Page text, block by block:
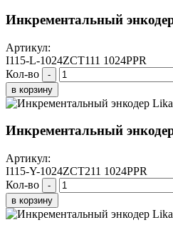
Инкрементальный
Артикул:
I115-L-1024ZCT111 1024PPR
Кол-во
-
в корзину
Инкрементальный
Артикул:
I115-Y-1024ZCT211 1024PPR
Кол-во
-
в корзину